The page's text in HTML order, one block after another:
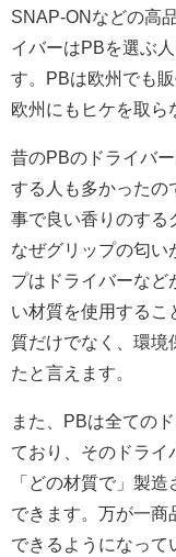
SNAP-ONなどの高
イバーはPBを選ぶ
す。PBは欧州でも
欧州にもヒケを取ら
昔のPBのドライバ
する人も多かったの
事で良い香りのする
なぜグリップの匂い
プはドライバーなど
い材質を使用するこ
質だけでなく、環境
たと言えます。
また、PBは全ての
ており、そのドライ
「どの材質で」製
できます。万が一商
できるようになって